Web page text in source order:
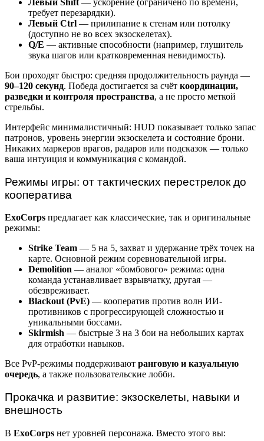
требует перезарядки).
Левый Ctrl — прилипание к стенам или потолку
(доступно не во всех экзоскелетах).
Q/E — активные способности (например, глушитель
звука шагов или кратковременная невидимость).
Бои проходят быстро: средняя продолжительность раунда —
90–120 секунд. Победа достигается за счёт координации,
разведки и контроля пространства, а не просто меткой
стрельбы.
Интерфейс минималистичный: HUD показывает только запас
патронов, уровень энергии экзоскелета и состояние брони.
Никаких маркеров врагов, радаров или подсказок — только
ваша интуиция и коммуникация с командой.
Режимы игры: от тактических перестрелок до
кооператива
ExoCorps предлагает как классические, так и оригинальные
режимы:
Strike Team — 5 на 5, захват и удержание трёх точек на
карте. Основной режим соревновательной игры.
Demolition — аналог «бомбового» режима: одна
команда устанавливает взрывчатку, другая —
обезвреживает.
Blackout (PvE) — кооператив против волн ИИ-
противников с прогрессирующей сложностью и
уникальными боссами.
Skirmish — быстрые 3 на 3 бои на небольших картах
для отработки навыков.
Все PvP-режимы поддерживают ранговую и казуальную
очередь, а также пользовательские лобби.
Прокачка и развитие: экзоскелеты, навыки и
внешность
В ExoCorps нет уровней персонажа. Вместо этого вы: